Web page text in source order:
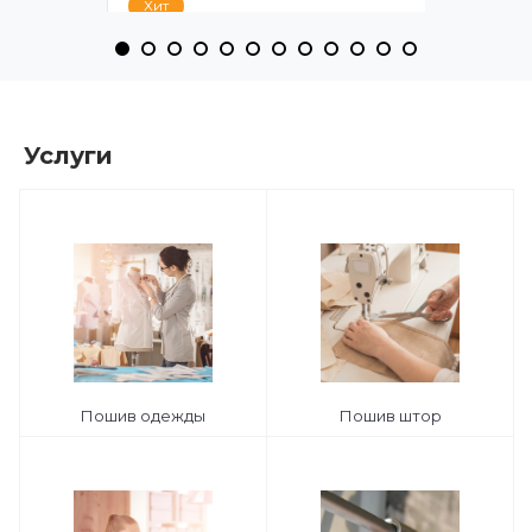
Хит
Ткань пальтовая К36-195 пудрово-
розовый однотонный
9 275 руб.
- В корзину
Услуги
Пошив одежды Пошив штор